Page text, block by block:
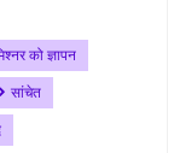
को ज्ञापन
सांचेत